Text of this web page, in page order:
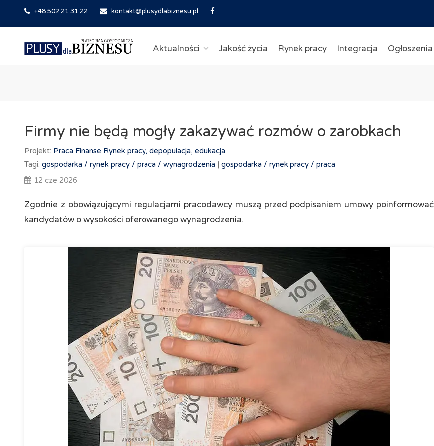
+48 502 21 31 22 kontakt@plusydlabiznesu.pl
Aktualności Jakość życia Rynek pracy Integracja Ogłoszenia
Firmy nie będą mogły zakazywać rozmów o zarobkach
Projekt: Praca Finanse Rynek pracy, depopulacja, edukacja
Tagi: gospodarka / rynek pracy / praca / wynagrodzenia | gospodarka / rynek pracy / praca
12 cze 2026
Zgodnie z obowiązującymi regulacjami pracodawcy muszą przed podpisaniem umowy poinformować
kandydatów o wysokości oferowanego wynagrodzenia.